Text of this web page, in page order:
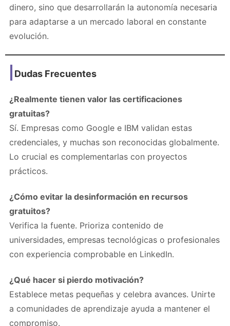
dinero, sino que desarrollarán la autonomía necesaria
para adaptarse a un mercado laboral en constante
evolución.
Dudas Frecuentes
¿Realmente tienen valor las certificaciones
gratuitas?
Sí. Empresas como Google e IBM validan estas
credenciales, y muchas son reconocidas globalmente.
Lo crucial es complementarlas con proyectos
prácticos.
¿Cómo evitar la desinformación en recursos
gratuitos?
Verifica la fuente. Prioriza contenido de
universidades, empresas tecnológicas o profesionales
con experiencia comprobable en LinkedIn.
¿Qué hacer si pierdo motivación?
Establece metas pequeñas y celebra avances. Unirte
a comunidades de aprendizaje ayuda a mantener el
compromiso.